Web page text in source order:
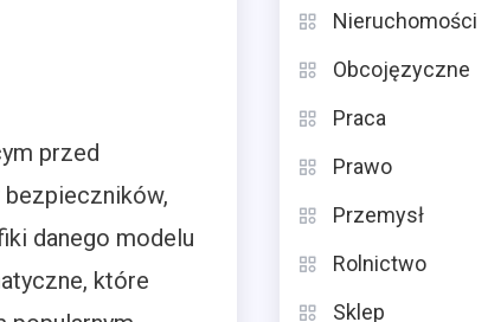
przed
danego modelu
które
Nieruchomości
Obcojęzyczne
Praca
Prawo
Przemysł
Rolnictwo
Sklep